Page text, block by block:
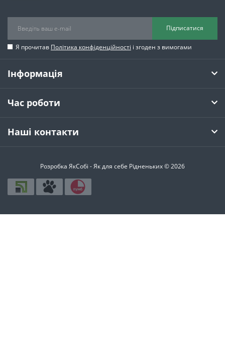
Підписатися
Я прочитав Політика конфіденційності і згоден з вимогами
Інформація
Час роботи
Наші контакти
Розробка ЯкСобі - Як для себе Рідненьких © 2026